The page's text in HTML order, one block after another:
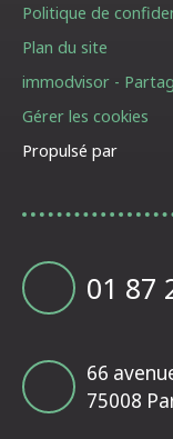
Politique de
Plan du site
immodvisor -
Gérer les cookies
Propulsé par
01 87
66
75008